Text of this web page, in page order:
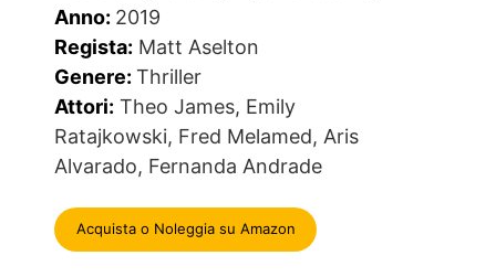
Anno: 2019
Regista: Matt Aselton
Genere:Thriller
Attori: Theo James, Emily
Ratajkowski, Fred Melamed, Aris
Alvarado, Fernanda Andrade
Acquista o Noleggia su Amazon